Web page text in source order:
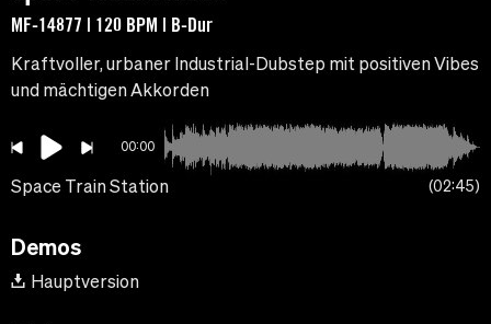
MF-14877 | 120 BPM | B-Dur
Kraftvoller, urbaner Industrial-Dubstep mit positiven Vibes
und mächtigen Akkorden
00:00
Space Train Station 02:45
Demos
Hauptversion